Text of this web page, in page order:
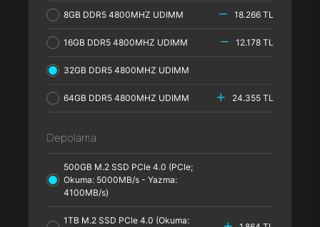
8GB DDR5 4800MHZ UDIMM 18.266 TL
16GB DDR5 4800MHZ UDIMM 12.178 TL
32GB DDR5 4800MHZ UDIMM
64GB DDR5 4800MHZ UDIMM 24.355 TL
Depolama
500GB M.2 SSD PCle 4.0 (PCle;
Okuma: 5000MB/s - Yazma:
4100MB/s)
1TB M.2 SSD PCle 4.0 (Okuma: